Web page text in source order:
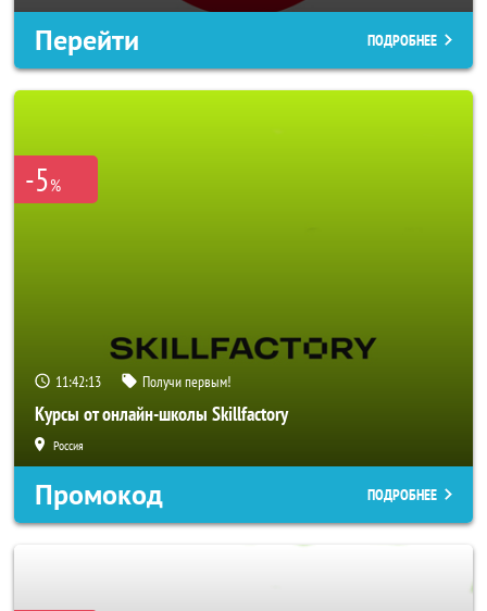
Перейти ПОДРОБНЕЕ
-5%
11:42:11 Получи первым!
Курсы от онлайн-школы Skillfactory
Россия
Промокод ПОДРОБНЕЕ